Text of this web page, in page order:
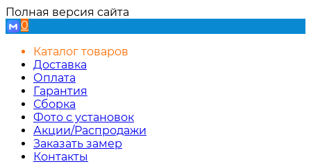
Полная версия сайта
0
Каталог товаров
Доставка
Оплата
Гарантия
Сборка
Фото с установок
Акции/Распродажи
Заказать замер
Контакты